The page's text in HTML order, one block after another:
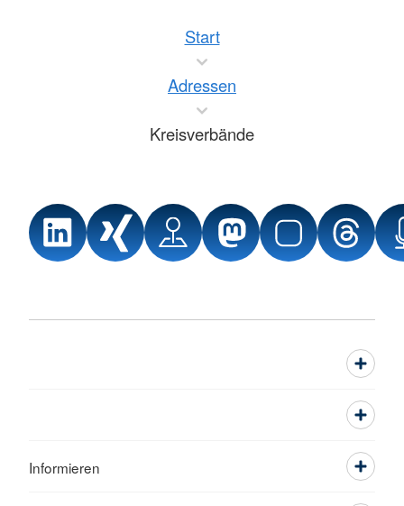
Start
Adressen
Kreisverbände
Informieren